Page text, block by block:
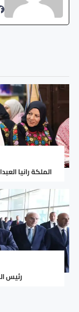
الملكة رانيا
رئيس